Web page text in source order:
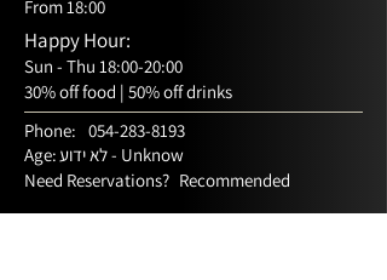
From 18:00
Happy Hour:
Sun - Thu 18:00-20:00
30% off food | 50% off drinks
Phone: 054-283-8193
Age:
לא ידוע - Unknow
Recommended
Need Reservations?